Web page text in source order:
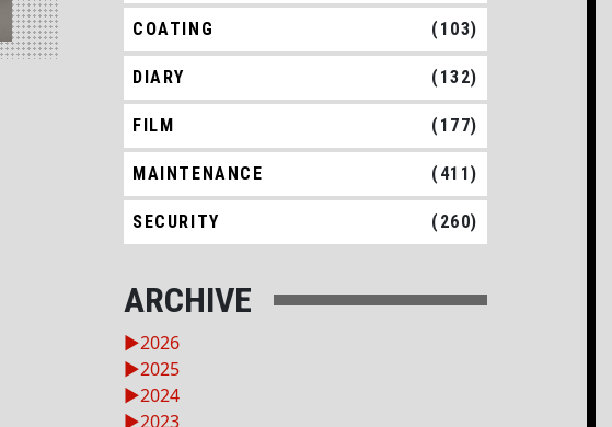
COATING (103)
DIARY (132)
FILM (177)
MAINTENANCE (411)
SECURITY (260)
ARCHIVE
►2026
►2025
►2024
►2023